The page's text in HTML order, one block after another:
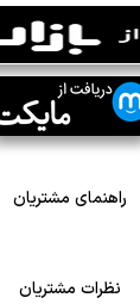
راهنمای مشتریان
نظرات مشتریان